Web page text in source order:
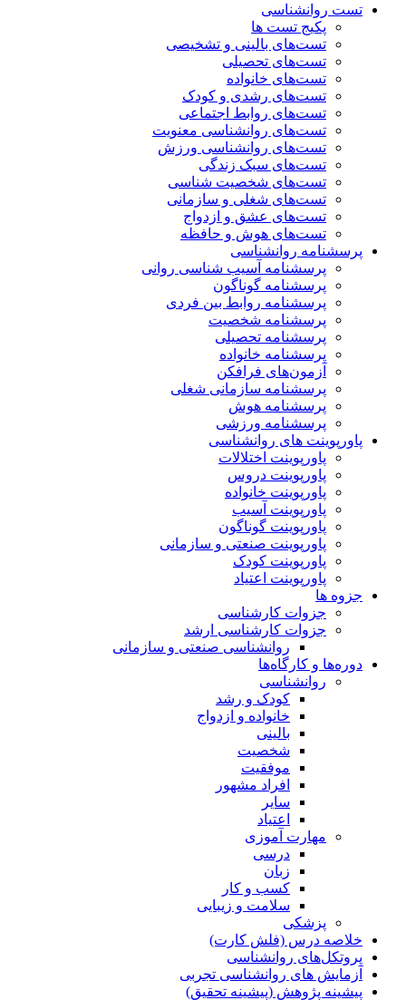
تست روانشناسی
پکیج تست ها
تست‌های بالینی و تشخیصی
تست‌های تحصیلی
تست‌های خانواده
تست‌های رشدی و کودک
تست‌های روابط اجتماعی
تست‌های روانشناسی معنویت
تست‌های روانشناسی ورزش
تست‌های سبک زندگی
تست‌های شخصیت شناسی
تست‌های شغلی و سازمانی
تست‌های عشق و ازدواج
تست‌های هوش و حافظه
پرسشنامه روانشناسی
پرسشنامه آسیب شناسی روانی
پرسشنامه گوناگون
پرسشنامه روابط بین فردی
پرسشنامه شخصیت
پرسشنامه تحصیلی
پرسشنامه خانواده
آزمون‌های فرافکن
پرسشنامه سازمانی شغلی
پرسشنامه هوش
پرسشنامه ورزشی
پاورپوینت های روانشناسی
پاورپوینت اختلالات
پاورپوینت دروس
پاورپوینت خانواده
پاورپوینت آسیب
پاورپوینت گوناگون
پاورپوینت صنعتی و سازمانی
پاورپوینت کودک
پاورپوینت اعتیاد
جزوه ها
جزوات کارشناسی
جزوات کارشناسی ارشد
روانشناسی صنعتی و سازمانی
دوره‌ها و کارگاه‌ها
روانشناسی
کودک و رشد
خانواده و ازدواج
بالینی
شخصیت
موفقیت
افراد مشهور
سایر
اعتیاد
مهارت آموزی
درسی
زبان
کسب و کار
سلامت و زیبایی
پزشکی
خلاصه درس (فلش کارت)
پروتکل‌های روانشناسی
آزمایش های روانشناسی تجربی
پیشینه پژوهش (پیشینه تحقیق)